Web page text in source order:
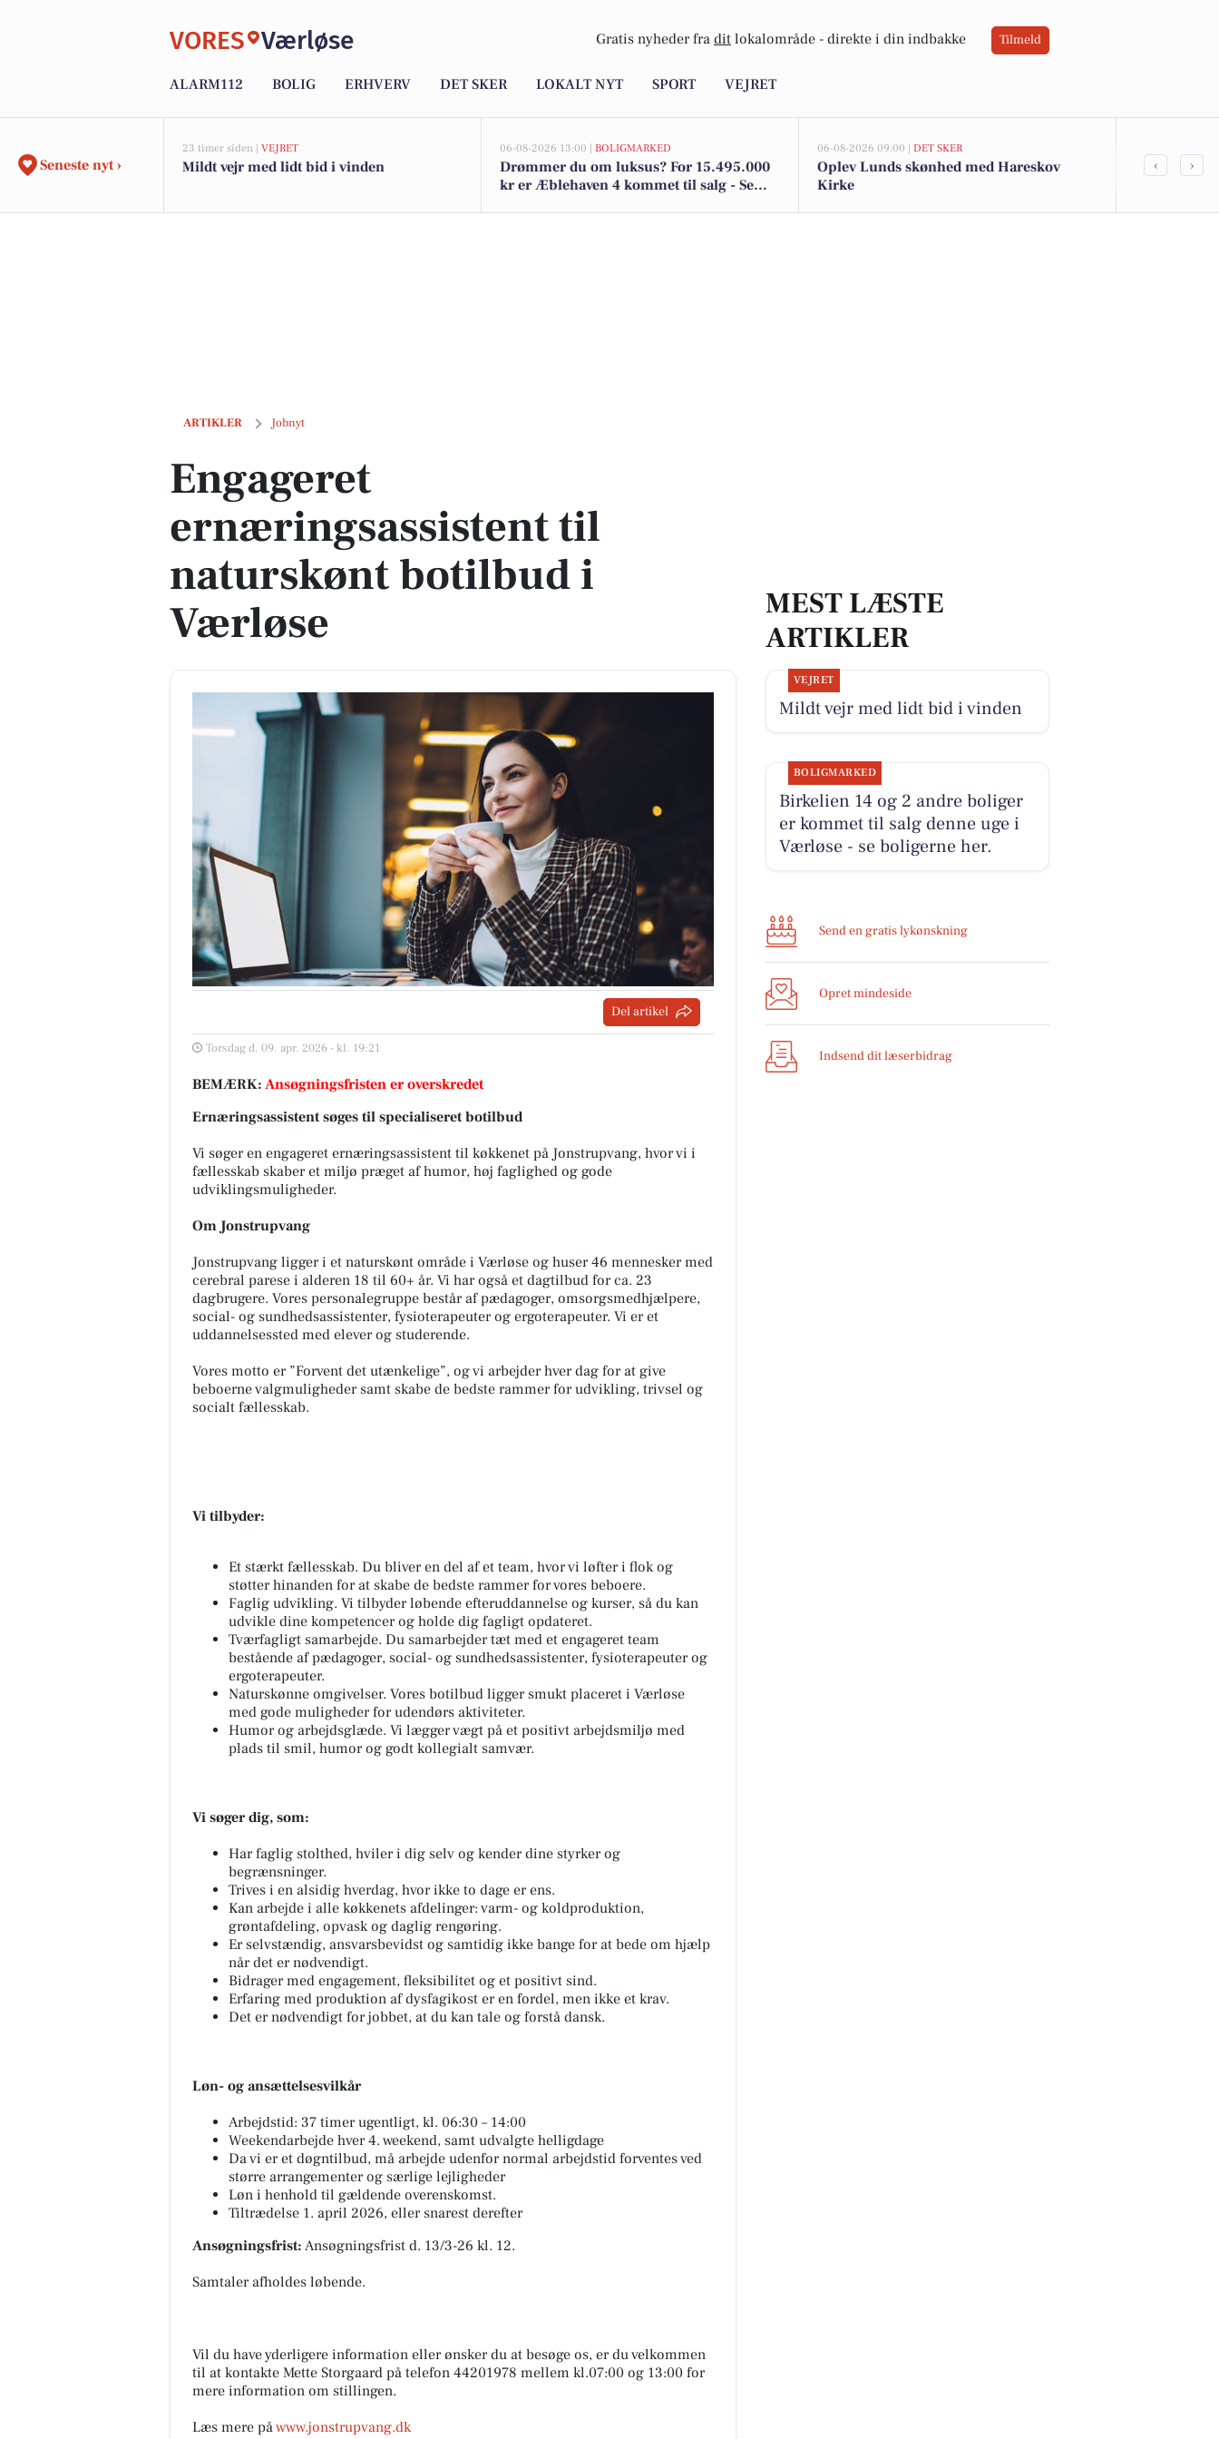
VORES Værløse Gratis nyheder fra dit lokalområde - direkte i din indbakke Tilmeld
ALARM112 BOLIG ERHVERV DET SKER LOKALT NYT SPORT VEJRET
Seneste nyt ›
23 timer siden | VEJRET
Mildt vejr med lidt bid i vinden
06-08-2026 13:00 | BOLIGMARKED
Drømmer du om luksus? For 15.495.000
kr er Æblehaven 4 kommet til salg - Se
06-08-2026 09:00 | DET SKER
Oplev Lunds skønhed med Hareskov
Kirke
Top 6 over
‹ ›
ARTIKLER Jobnyt
Engageret ernæringsassistent til naturskønt botilbud i Værløse
Engageret
ernæringsassistent til
naturskønt botilbud i
Værløse
Del artikel
Torsdag d. 09. apr. 2026 - kl. 19:21
BEMÆRK: Ansøgningsfristen er overskredet
Ernæringsassistent søges til specialiseret botilbud
Vi søger en engageret ernæringsassistent til køkkenet på Jonstrupvang, hvor vi i
fællesskab skaber et miljø præget af humor, høj faglighed og gode
udviklingsmuligheder.
Om Jonstrupvang
Jonstrupvang ligger i et naturskønt område i Værløse og huser 46 mennesker med
cerebral parese i alderen 18 til 60+ år. Vi har også et dagtilbud for ca. 23
dagbrugere. Vores personalegruppe består af pædagoger, omsorgsmedhjælpere,
social- og sundhedsassistenter, fysioterapeuter og ergoterapeuter. Vi er et
uddannelsessted med elever og studerende.
Vores motto er ”Forvent det utænkelige”, og vi arbejder hver dag for at give
beboerne valgmuligheder samt skabe de bedste rammer for udvikling, trivsel og
socialt fællesskab.
Vi tilbyder:
Et stærkt fællesskab. Du bliver en del af et team, hvor vi løfter i flok og
støtter hinanden for at skabe de bedste rammer for vores beboere.
Faglig udvikling. Vi tilbyder løbende efteruddannelse og kurser, så du kan
udvikle dine kompetencer og holde dig fagligt opdateret.
Tværfagligt samarbejde. Du samarbejder tæt med et engageret team
bestående af pædagoger, social- og sundhedsassistenter, fysioterapeuter og
ergoterapeuter.
Naturskønne omgivelser. Vores botilbud ligger smukt placeret i Værløse
med gode muligheder for udendørs aktiviteter.
Humor og arbejdsglæde. Vi lægger vægt på et positivt arbejdsmiljø med
plads til smil, humor og godt kollegialt samvær.
Vi søger dig, som:
Har faglig stolthed, hviler i dig selv og kender dine styrker og
begrænsninger.
Trives i en alsidig hverdag, hvor ikke to dage er ens.
Kan arbejde i alle køkkenets afdelinger: varm- og koldproduktion,
grøntafdeling, opvask og daglig rengøring.
Er selvstændig, ansvarsbevidst og samtidig ikke bange for at bede om hjælp
når det er nødvendigt.
Bidrager med engagement, fleksibilitet og et positivt sind.
Erfaring med produktion af dysfagikost er en fordel, men ikke et krav.
Det er nødvendigt for jobbet, at du kan tale og forstå dansk.
Løn- og ansættelsesvilkår
Arbejdstid: 37 timer ugentligt, kl. 06:30 – 14:00
Weekendarbejde hver 4. weekend, samt udvalgte helligdage
Da vi er et døgntilbud, må arbejde udenfor normal arbejdstid forventes ved
større arrangementer og særlige lejligheder
Løn i henhold til gældende overenskomst.
Tiltrædelse 1. april 2026, eller snarest derefter
Ansøgningsfrist: Ansøgningsfrist d. 13/3-26 kl. 12.
Samtaler afholdes løbende.
Vil du have yderligere information eller ønsker du at besøge os, er du velkommen
til at kontakte Mette Storgaard på telefon 44201978 mellem kl.07:00 og 13:00 for
mere information om stillingen.
Læs mere påwww.jonstrupvang.dk
MEST LÆSTE
ARTIKLER
VEJRET
Mildt vejr med lidt bid i vinden
BOLIGMARKED
Birkelien 14 og 2 andre boliger
er kommet til salg denne uge i
Værløse - se boligerne her.
Send en gratis lykønskning
Opret mindeside
Indsend dit læserbidrag